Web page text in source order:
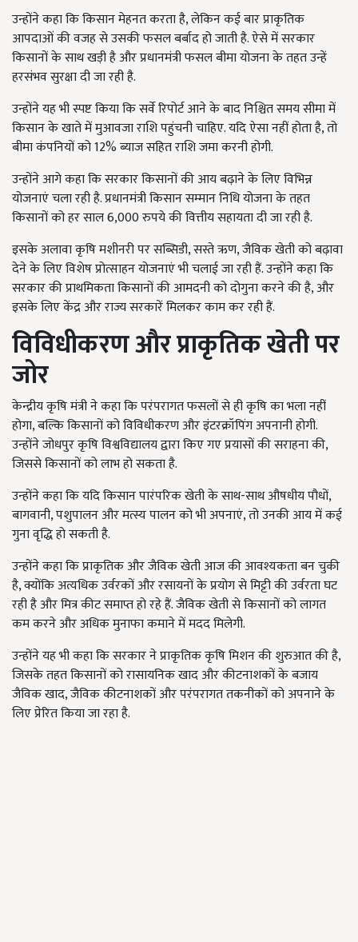
उन्होंने कहा कि किसान मेहनत करता है, लेकिन कई बार प्राकृतिक
आपदाओं की वजह से उसकी फसल बर्बाद हो जाती है. ऐसे में सरकार
किसानों के साथ खड़ी है और प्रधानमंत्री फसल बीमा योजना के तहत उन्हें
हरसंभव सुरक्षा दी जा रही है.
उन्होंने यह भी स्पष्ट किया कि सर्वे रिपोर्ट आने के बाद निश्चित समय सीमा में
किसान के खाते में मुआवजा राशि पहुंचनी चाहिए. यदि ऐसा नहीं होता है, तो
बीमा कंपनियों को 12% ब्याज सहित राशि जमा करनी होगी.
उन्होंने आगे कहा कि सरकार किसानों की आय बढ़ाने के लिए विभिन्न
योजनाएं चला रही है. प्रधानमंत्री किसान सम्मान निधि योजना के तहत
किसानों को हर साल 6,000 रुपये की वित्तीय सहायता दी जा रही है.
इसके अलावा कृषि मशीनरी पर सब्सिडी, सस्ते ऋण, जैविक खेती को बढ़ावा
देने के लिए विशेष प्रोत्साहन योजनाएं भी चलाई जा रही हैं. उन्होंने कहा कि
सरकार की प्राथमिकता किसानों की आमदनी को दोगुना करने की है, और
इसके लिए केंद्र और राज्य सरकारें मिलकर काम कर रही हैं.
विविधीकरण और प्राकृतिक खेती पर
जोर
केन्द्रीय कृषि मंत्री ने कहा कि परंपरागत फसलों से ही कृषि का भला नहीं
होगा, बल्कि किसानों को विविधीकरण और इंटरक्रॉपिंग अपनानी होगी.
उन्होंने जोधपुर कृषि विश्वविद्यालय द्वारा किए गए प्रयासों की सराहना की,
जिससे किसानों को लाभ हो सकता है.
उन्होंने कहा कि यदि किसान पारंपरिक खेती के साथ-साथ औषधीय पौधों,
बागवानी, पशुपालन और मत्स्य पालन को भी अपनाएं, तो उनकी आय में कई
गुना वृद्धि हो सकती है.
उन्होंने कहा कि प्राकृतिक और जैविक खेती आज की आवश्यकता बन चुकी
है, क्योंकि अत्यधिक उर्वरकों और रसायनों के प्रयोग से मिट्टी की उर्वरता घट
रही है और मित्र कीट समाप्त हो रहे हैं. जैविक खेती से किसानों को लागत
कम करने और अधिक मुनाफा कमाने में मदद मिलेगी.
उन्होंने यह भी कहा कि सरकार ने प्राकृतिक कृषि मिशन की शुरुआत की है,
जिसके तहत किसानों को रासायनिक खाद और कीटनाशकों के बजाय
जैविक खाद, जैविक कीटनाशकों और परंपरागत तकनीकों को अपनाने के
लिए प्रेरित किया जा रहा है.